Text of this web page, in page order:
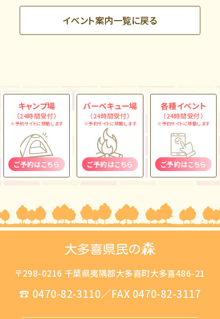
イベント案内一覧に戻る
キャンプ場
（24時間受付）
※予約サイトに移動します
ご予約はこちら
バーベキュー場
（24時間受付）
※予約サイトに移動します
ご予約はこちら
各種イベント
（24時間受付）
※予約サイトに移動します
ご予約はこちら
〒298-0216 千葉県夷隅郡大多喜町大多喜486-21
☎ 0470-82-3110／FAX 0470-82-3117